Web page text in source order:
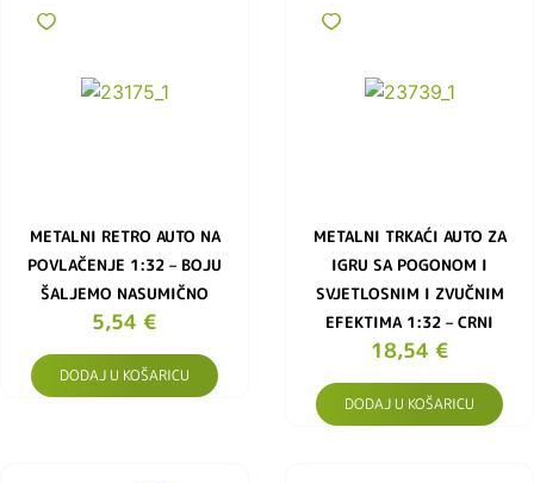
METALNI RETRO AUTO NA
POVLAČENJE 1:32 – BOJU
ŠALJEMO NASUMIČNO
5,54 €
DODAJ U KOŠARICU
METALNI TRKAĆI AUTO ZA
IGRU SA POGONOM I
SVJETLOSNIM I ZVUČNIM
EFEKTIMA 1:32 – CRNI
18,54 €
DODAJ U KOŠARICU